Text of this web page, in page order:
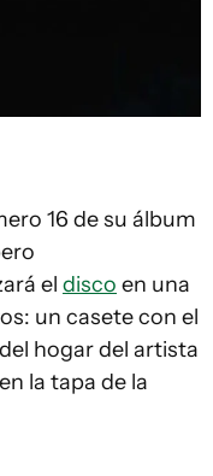
16 de su álbum
el disco en una
un casete con el
hogar del artista
la tapa de la